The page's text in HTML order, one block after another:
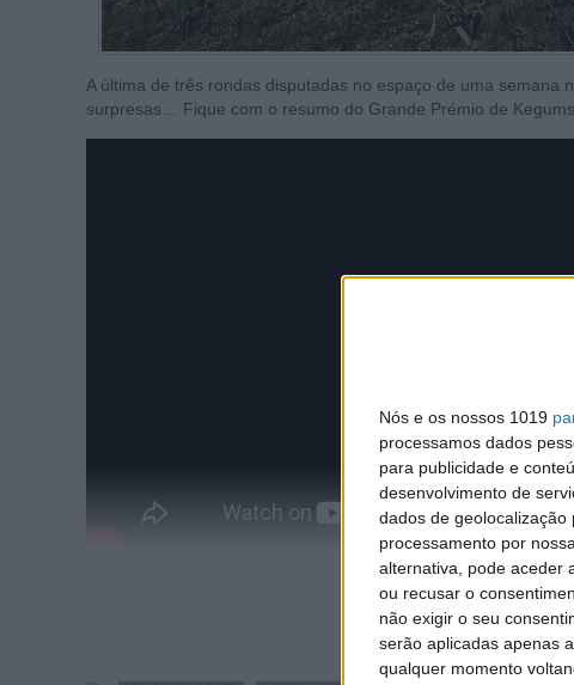
Nós e os nossos 1019
processamos dados
para publicidade e
desenvolvimento de
dados de
processamento por
alternativa, pode aceder
ou recusar o
não exigir o seu
serão aplicadas apenas
qualquer momento
A última de três rondas disputadas no espaço de uma
surpresas… Fique com o resumo do Grande Prémio de